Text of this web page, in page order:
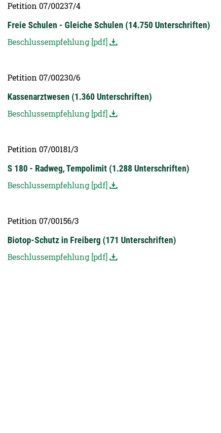
Petition 07/00237/4
Freie Schulen - Gleiche Schulen (14.750 Unterschriften)
Beschlussempfehlung [pdf]
Petition 07/00230/6
Kassenarztwesen (1.360 Unterschriften)
Beschlussempfehlung [pdf]
Petition 07/00181/3
S 180 - Radweg, Tempolimit (1.288 Unterschriften)
Beschlussempfehlung [pdf]
Petition 07/00156/3
Biotop-Schutz in Freiberg (171 Unterschriften)
Beschlussempfehlung [pdf]